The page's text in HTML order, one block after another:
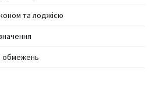
та лоджією
обмежень